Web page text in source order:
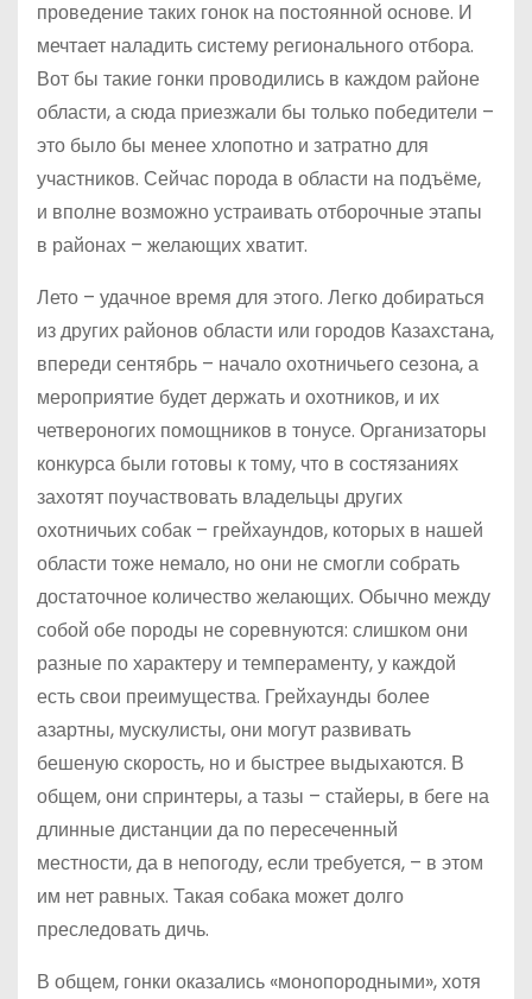
проведение таких гонок на постоянной основе. И
мечтает наладить систему регионального отбора.
Вот бы такие гонки проводились в каждом районе
области, а сюда приезжали бы только победители –
это было бы менее хлопотно и затратно для
участников. Сейчас порода в области на подъёме,
и вполне возможно устраивать отборочные этапы
в районах – желающих хватит.
Лето – удачное время для этого. Легко добираться
из других районов области или городов Казахстана,
впереди сентябрь – начало охотничьего сезона, а
мероприятие будет держать и охотников, и их
четвероногих помощников в тонусе. Организаторы
конкурса были готовы к тому, что в состязаниях
захотят поучаствовать владельцы других
охотничьих собак – грейхаундов, которых в нашей
области тоже немало, но они не смогли собрать
достаточное количество желающих. Обычно между
собой обе породы не соревнуются: слишком они
разные по характеру и темпераменту, у каждой
есть свои преимущества. Грейхаунды более
азартны, мускулисты, они могут развивать
бешеную скорость, но и быстрее выдыхаются. В
общем, они спринтеры, а тазы – стайеры, в беге на
длинные дистанции да по пересеченный
местности, да в непогоду, если требуется, – в этом
им нет равных. Такая собака может долго
преследовать дичь.
В общем, гонки оказались «монопородными», хотя